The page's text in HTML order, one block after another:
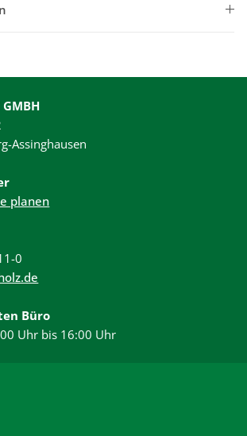
GMBH
Assinghausen
planen
0
Büro
Uhr bis 16:00 Uhr